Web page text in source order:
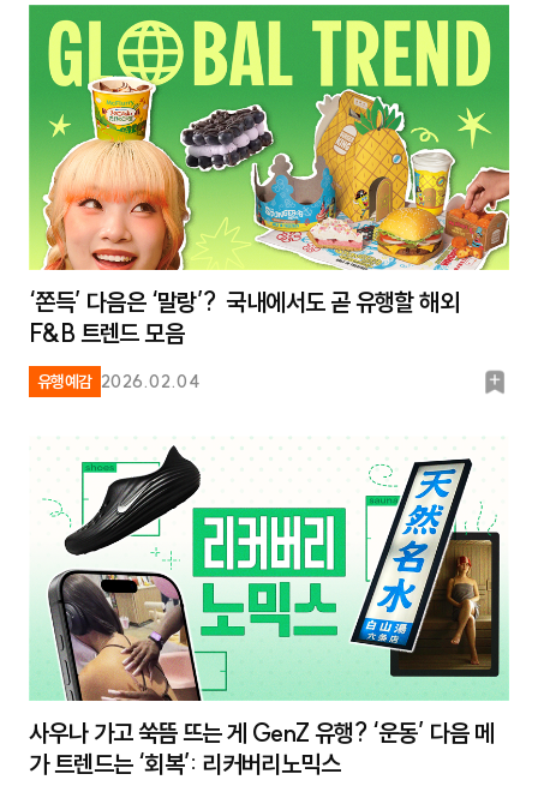
크
‘쫀득’ 다음은 ‘말랑’? 국내에서도 곧 유행할 해외
F&B 트렌드 모음
유행예감 2026.02.04
북
크
사우나 가고 쑥뜸 뜨는 게 GenZ 유행? ‘운동’ 다음 메
가 트렌드는 ‘회복’: 리커버리노믹스